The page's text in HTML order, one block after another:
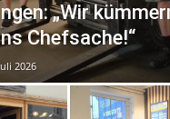
„Wir
Chefsache!“
2026